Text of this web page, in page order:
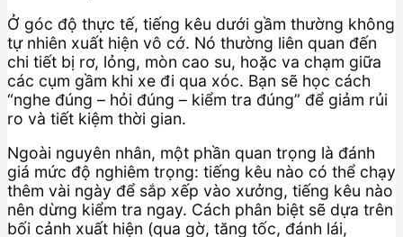
Ở góc độ thực tế, tiếng kêu dưới gầm thường không
tự nhiên xuất hiện vô cớ. Nó thường liên quan đến
chi tiết bị rơ, lỏng, mòn cao su, hoặc va chạm giữa
các cụm gầm khi xe đi qua xóc. Bạn sẽ học cách
“nghe đúng – hỏi đúng – kiểm tra đúng” để giảm rủi
ro và tiết kiệm thời gian.
Ngoài nguyên nhân, một phần quan trọng là đánh
giá mức độ nghiêm trọng: tiếng kêu nào có thể chạy
thêm vài ngày để sắp xếp vào xưởng, tiếng kêu nào
nên dừng kiểm tra ngay. Cách phân biệt sẽ dựa trên
bối cảnh xuất hiện (qua gờ, tăng tốc, đánh lái,